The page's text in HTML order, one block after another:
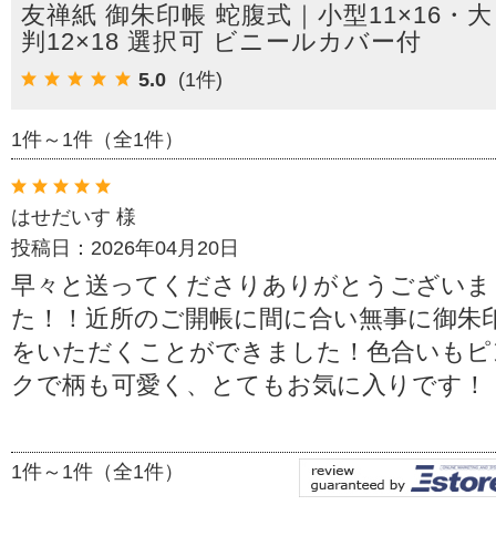
友禅紙 御朱印帳 蛇腹式｜小型11×16・大
判12×18 選択可 ビニールカバー付
5.0 (1件)
1件～1件（全1件）
はせだいす 様
投稿日：2026年04月20日
早々と送ってくださりありがとうござい
た！！近所のご開帳に間に合い無事に御朱
をいただくことができました！色合いも
クで柄も可愛く、とてもお気に入りです！
1件～1件（全1件）